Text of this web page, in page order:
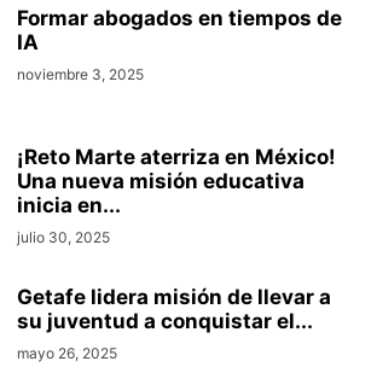
Formar abogados en tiempos de
IA
noviembre 3, 2025
¡Reto Marte aterriza en México!
Una nueva misión educativa
inicia en...
julio 30, 2025
Getafe lidera misión de llevar a
su juventud a conquistar el...
mayo 26, 2025